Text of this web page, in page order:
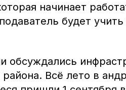
начинает
будет
обсуждались
Всё лето в